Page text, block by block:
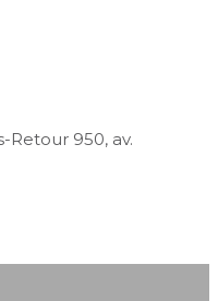
Retour 950, av.